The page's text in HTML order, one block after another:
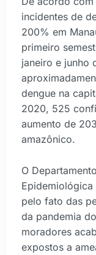
incidentes de
200% em
primeiro
janeiro e junho
dengue na
2020, 525
aumento de
amazônico.
O
Epidemiológica
pelo fato das
da pandemia
moradores
expostos a